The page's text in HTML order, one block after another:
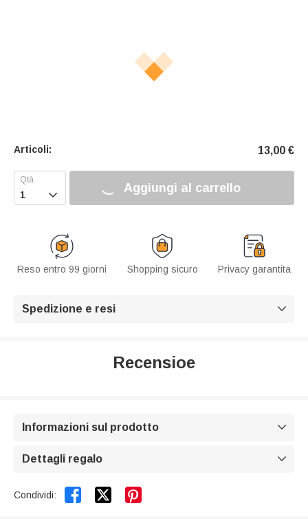
Articoli: 13,00 €
 Aggiungi al carrello
Reso entro 99 giorni Shopping sicuro Privacy garantita
Spedizione e resi 
Recensioe
Informazioni sul prodotto 
Dettagli regalo 
Condividi:  